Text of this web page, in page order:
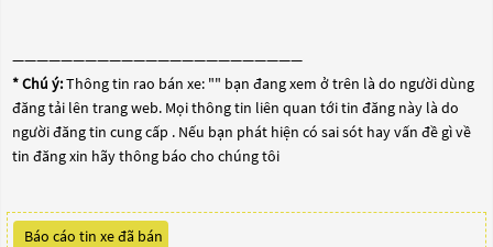
————————————————————————
* Chú ý:Thông tin rao bán xe: "" bạn đang xem ở trên là do người dùng
đăng tải lên trang web. Mọi thông tin liên quan tới tin đăng này là do
người đăng tin cung cấp . Nếu bạn phát hiện có sai sót hay vấn đề gì về
tin đăng xin hãy thông báo cho chúng tôi
Báo cáo tin xe đã bán